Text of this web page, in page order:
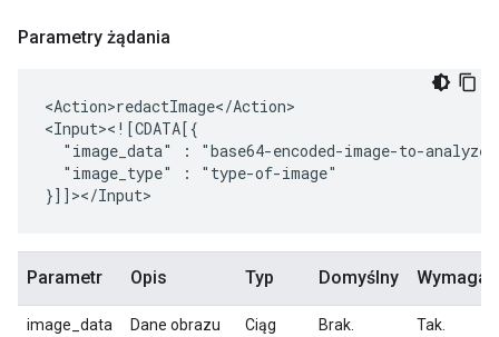
Parametry żądania
<Action>redactImage</Action>
"image_data"
:
"image_type"
:
"type-of-image"
Parametr Opis Typ Domyślny
image_data
Dane obrazu
Ciąg
Brak. Tak.